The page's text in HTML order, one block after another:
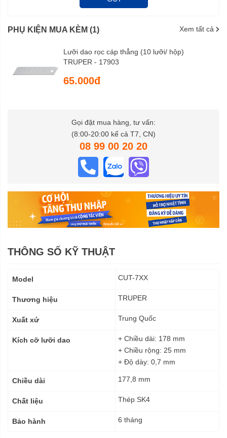
PHỤ KIỆN MUA KÈM (1) Xem tất cả
Lưỡi dao rọc cáp thẳng (10 lưỡi/ hộp)
TRUPER - 17903
65.000đ
Gọi đặt mua hàng, tư vấn:
(8:00-20:00 kể cả T7, CN)
08 99 00 20 20
THÔNG SỐ KỸ THUẬT
kỹ
Model CUT-7XX
Thương hiệu TRUPER
Xuất xứ Trung Quốc
Kích cỡ lưỡi dao
+ Chiều dài: 178 mm
+ Chiều rộng: 25 mm
+ Độ dày: 0,7 mm
Chiều dài 177,8 mm
Chất liệu Thép SK4
Bảo hành 6 tháng